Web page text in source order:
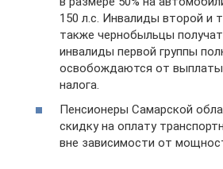
150 л.с. Инвалиды второй и
также чернобыльцы получат
инвалиды первой группы
освобождаются от выплаты
налога.
Пенсионеры Самарской
скидку на оплату
вне зависимости от